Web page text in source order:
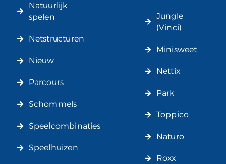
Natuurlijk
spelen
Netstructuren
Nieuw
Parcours
Schommels
Speelcombinaties
Speelhuizen
Jungle
(Vinci)
Minisweet
Nettix
Park
Toppico
Naturo
Roxx